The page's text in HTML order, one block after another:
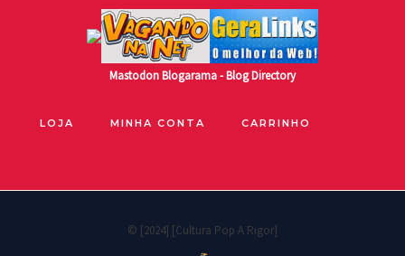
MastodonBlogarama - Blog Directory
LOJA MINHA CONTA CARRINHO
© [2024] [Cultura Pop A Rigor]